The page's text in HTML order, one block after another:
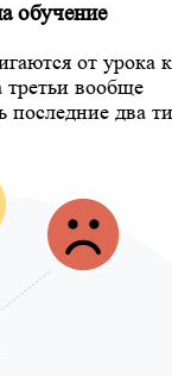
обучение
от урока к
третьи вообще
последние два